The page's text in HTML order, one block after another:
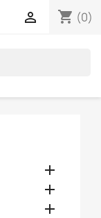
shopping_cart (0)



